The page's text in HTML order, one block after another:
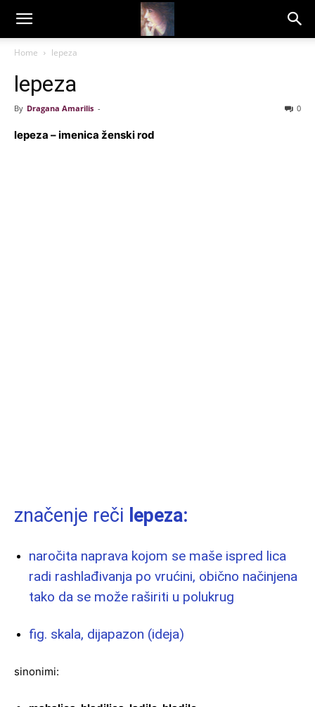
Dragana
Amarilis
Home lepeza
lepeza
By Dragana Amarilis - 0
lepeza – imenica ženski rod
značenje reči lepeza:
naročita naprava kojom se maše ispred lica
radi rashlađivanja po vrućini, obično načinjena
tako da se može raširiti u polukrug
fig. skala, dijapazon (ideja)
sinonimi: